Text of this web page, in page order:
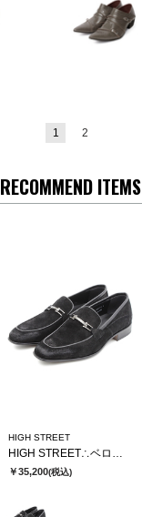
1 2
RECOMMEND ITEMS
HIGH STREET
HIGH STREET∴ベロア型押しビットローファー
￥35,200(税込)